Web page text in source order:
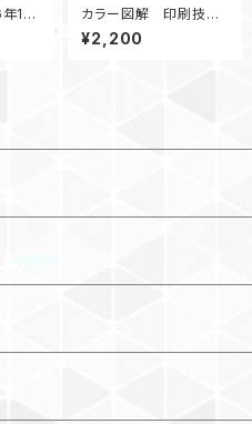
1月
カラー図解 印刷技術
入門
¥2,200